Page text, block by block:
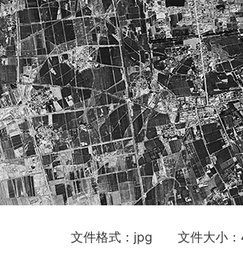
文件格式：jpg 文件大小：